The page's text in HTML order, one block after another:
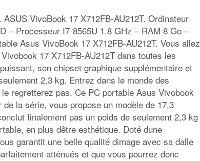
VivoBook 17 X712FB-AU212T. Ordinateur
– Processeur I7-8565U 1.8 GHz – RAM 8 Go –
Asus VivoBook 17 X712FB-AU212T. Vous allez
17 X712FB-AU212T dans toutes les
son chipset graphique supplémentaire et
2,3 kg. Entrez dans le monde des
regretterez pas. Ce PC portable Asus Vivobook
de la série, vous propose un modèle de 17,3
finalement pas un poids de seulement 2,3 kg
en plus dêtre esthétique. Doté dune
garantit une belle qualité dimage avec sa dalle
atténués et que vous pourrez donc